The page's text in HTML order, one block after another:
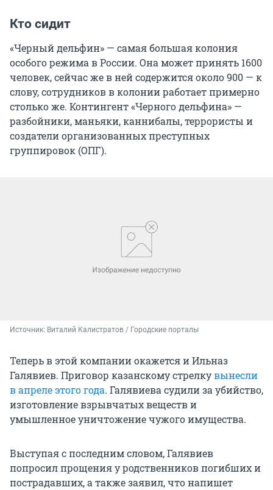
Кто сидит
«Черный дельфин» — самая большая колония
особого режима в России. Она может принять 1600
человек, сейчас же в ней содержится около 900 — к
слову, сотрудников в колонии работает примерно
столько же. Контингент «Черного дельфина» —
разбойники, маньяки, каннибалы, террористы и
создатели организованных преступных
группировок (ОПГ).
Источник: Виталий Калистратов / Городские порталы
Теперь в этой компании окажется и Ильназ
Галявиев. Приговор казанскому стрелкувынесли
в апреле этого года. Галявиева судили за убийство,
изготовление взрывчатых веществ и
умышленное уничтожение чужого имущества.
Выступая с последним словом, Галявиев
попросил прощения у родственников погибших и
пострадавших, а также заявил, что напишет